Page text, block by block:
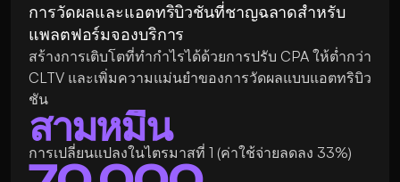
การวัดผลและแอตทริบิวชันที่ชาญฉลาดสำหรับ
แพลตฟอร์มจองบริการ
สร้างการเติบโตที่ทำกำไรได้ด้วยการปรับ CPA ให้ต่ำกว่า
CLTV และเพิ่มความแม่นยำของการวัดผลแบบแอตทริบิว
ชัน
สามหมื่น
การเปลี่ยนแปลงในไตรมาสที่ 1 (ค่าใช้จ่ายลดลง 33%)